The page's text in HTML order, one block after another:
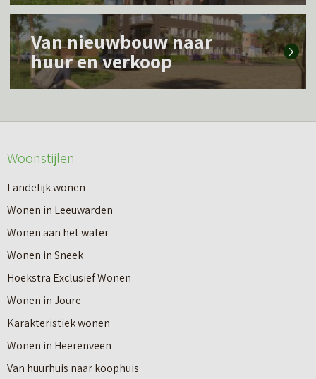
s
m
e
o
e
r
I
n
8
s
t
a
p
p
L
e
s
e
o
v
e
r
V
a
n
n
Van nieuwbouw naar
huur en verkoop
Woonstijlen
Landelijk wonen
Wonen in Leeuwarden
Wonen aan het water
Wonen in Sneek
Hoekstra Exclusief Wonen
Wonen in Joure
Karakteristiek wonen
Wonen in Heerenveen
Van huurhuis naar koophuis